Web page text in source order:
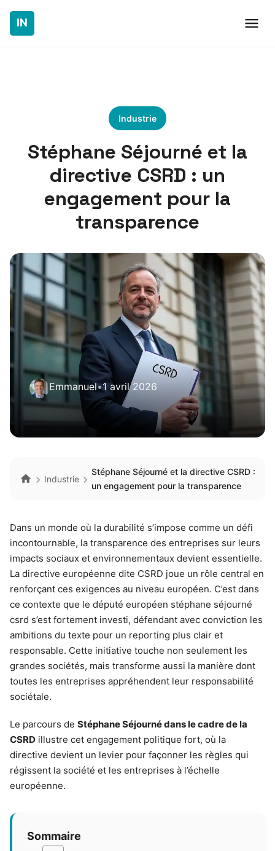
Industrie
Stéphane Séjourné et la
directive CSRD : un
engagement pour la
transparence
Emmanuel•1 avril 2026
Industrie
Stéphane Séjourné et la directive CSRD :
un engagement pour la transparence
Dans un monde où la durabilité s’impose comme un défi
incontournable, la transparence des entreprises sur leurs
impacts sociaux et environnementaux devient essentielle.
La directive européenne dite CSRD joue un rôle central en
renforçant ces exigences au niveau européen. C’est dans
ce contexte que le député européen stéphane séjourné
csrd s’est fortement investi, défendant avec conviction les
ambitions du texte pour un reporting plus clair et
responsable. Cette initiative touche non seulement les
grandes sociétés, mais transforme aussi la manière dont
toutes les entreprises appréhendent leur responsabilité
sociétale.
Le parcours de Stéphane Séjourné dans le cadre de la
CSRD illustre cet engagement politique fort, où la
directive devient un levier pour façonner les règles qui
régissent la société et les entreprises à l’échelle
européenne.
Sommaire